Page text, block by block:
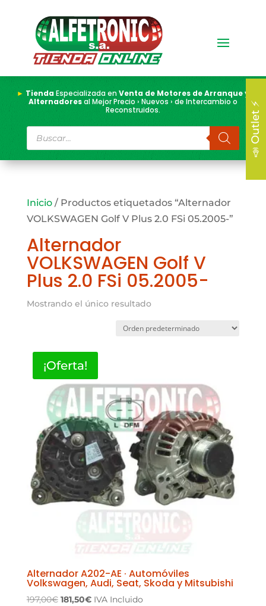
► TiendaEspecializada enVenta de Motores de Arranque y
Alternadoresal Mejor Precio › Nuevos › de Intercambio o
Reconstruidos.
Búsqueda
de
productos
Inicio/ Productos etiquetados “Alternador
VOLKSWAGEN Golf V Plus 2.0 FSi 05.2005-”
Alternador
VOLKSWAGEN Golf V
Plus 2.0 FSi 05.2005-
Mostrando el único resultado
¡Oferta!
Alternador A202-AE · Automóviles
Volkswagen, Audi, Seat, Skoda y Mitsubishi
197,00€ El
181,50€ElIVA Incluido
📣 Outlet ⚡